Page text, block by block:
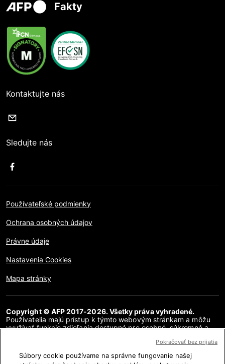
Fakty
Kontaktujte nás
Sledujte nás
Používateľské podmienky
Ochrana osobných údajov
Právne údaje
Nastavenia Cookies
Mapa stránky
Copyright © AFP 2017-2026. Všetky práva vyhradené.
Používatelia majú prístup k týmto webovým stránkam a môžu
využívať funkcie zdieľania dostupné pre osobné, súkromné a
reprodukcia, komunikácia pre verejnosť alebo distribúcia
obsahu tejto webovej stránky, či už v celku alebo čiastočne, na
akékoľvek iné účely a/alebo akýmkoľvek iným spôsobom, bez
Súbory cookie používame na správne fungovanie našej
Pokračovať bez prijatia